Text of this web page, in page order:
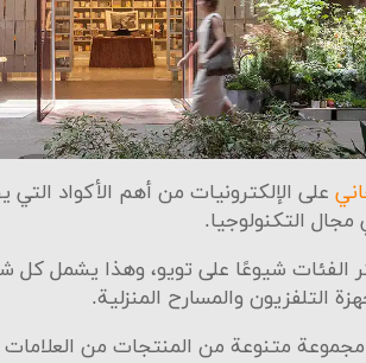
يوفر تطبيق تويو خدمة عملاء
التالي:
يمكنك الاتصال بهم على الرقم
على الإلكترونيات من أهم الأكواد
التكنولوجيا.
الفئات شيوعًا على تويو، وهذا يشمل كل
التلفزيون والمسارح المنزلية.
مجموعة متنوعة من المنتجات من العلامات